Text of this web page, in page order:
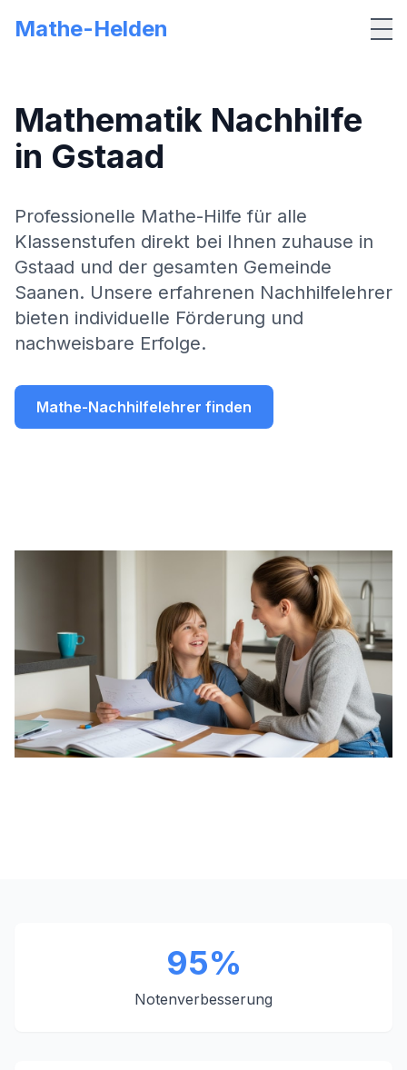
Mathe-Helden
Mathematik Nachhilfe
in Gstaad
Professionelle Mathe-Hilfe für alle
Klassenstufen direkt bei Ihnen zuhause in
Gstaad und der gesamten Gemeinde
Saanen. Unsere erfahrenen Nachhilfelehrer
bieten individuelle Förderung und
nachweisbare Erfolge.
Mathe-Nachhilfelehrer finden
95%
Notenverbesserung